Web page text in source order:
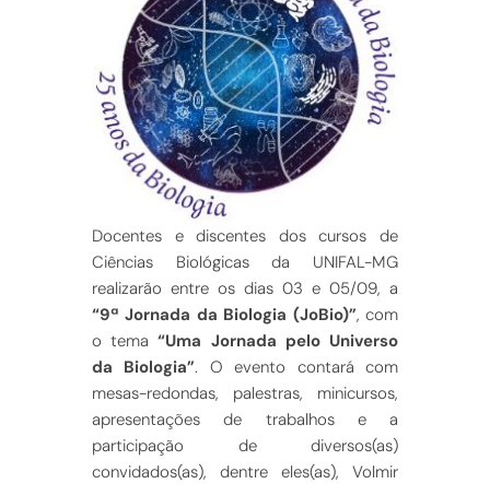
Docentes e discentes dos cursos de
Ciências Biológicas da UNIFAL-MG
realizarão entre os dias 03 e 05/09, a
“9ª Jornada da Biologia (JoBio)”, com
o tema“Uma Jornada pelo Universo
da Biologia”. O evento contará com
mesas-redondas, palestras, minicursos,
apresentações de trabalhos e a
participação de diversos(as)
convidados(as), dentre eles(as), Volmir